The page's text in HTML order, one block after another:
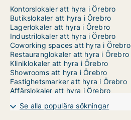
Kontorslokaler att hyra i Örebro
Butikslokaler att hyra i Örebro
Lagerlokaler att hyra i Örebro
Industrilokaler att hyra i Örebro
Coworking spaces att hyra i Örebro
Restauranglokaler att hyra i Örebro
Kliniklokaler att hyra i Örebro
Showrooms att hyra i Örebro
Fastighetsmarker att hyra i Örebro
Affärslokaler att hyra i Örebro
Se alla populära sökningar